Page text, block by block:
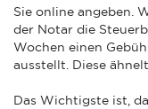
Sie online angeben.
der Notar die
Wochen einen
ausstellt. Diese
Das Wichtigste ist,